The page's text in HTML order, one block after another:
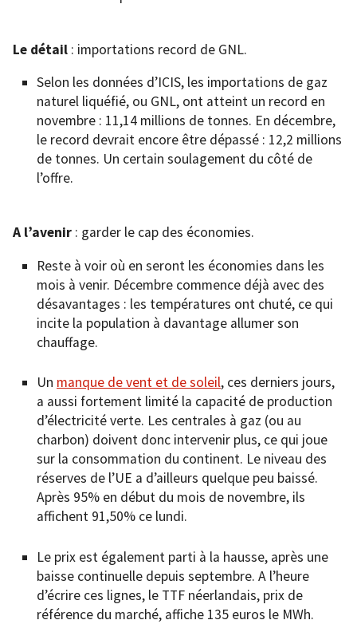
Le détail : importations record de GNL.
Selon les données d’ICIS, les importations de gaz
naturel liquéfié, ou GNL, ont atteint un record en
novembre : 11,14 millions de tonnes. En décembre,
le record devrait encore être dépassé : 12,2 millions
de tonnes. Un certain soulagement du côté de
l’offre.
A l’avenir : garder le cap des économies.
Reste à voir où en seront les économies dans les
mois à venir. Décembre commence déjà avec des
désavantages : les températures ont chuté, ce qui
incite la population à davantage allumer son
chauffage.
Un manque de vent et de soleil, ces derniers jours,
a aussi fortement limité la capacité de production
d’électricité verte. Les centrales à gaz (ou au
charbon) doivent donc intervenir plus, ce qui joue
sur la consommation du continent. Le niveau des
réserves de l’UE a d’ailleurs quelque peu baissé.
Après 95% en début du mois de novembre, ils
affichent 91,50% ce lundi.
Le prix est également parti à la hausse, après une
baisse continuelle depuis septembre. A l’heure
d’écrire ces lignes, le TTF néerlandais, prix de
référence du marché, affiche 135 euros le MWh.